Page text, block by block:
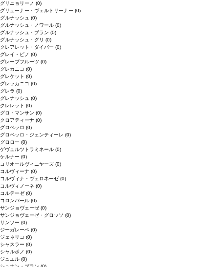
グリニョリーノ (0)
グリューナー・ヴェルトリーナー (0)
グルナッシュ (0)
グルナッシュ・ノワール (0)
グルナッシュ・ブラン (0)
グルナッシュ・グリ (0)
クレアレット・ダイバー (0)
グレイ・ピノ (0)
グレープフルーツ (0)
グレカニコ (0)
グレケット (0)
グレッカニコ (0)
グレラ (0)
グレナッシュ (0)
クレレット (0)
グロ・マンサン (0)
クロアティーナ (0)
グロペッロ (0)
グロペッロ・ジェンティーレ (0)
グロロー (0)
ゲヴュルツトラミネール (0)
ケルナー (0)
コリオールヴィニヤーズ (0)
コルヴィーナ (0)
コルヴィナ・ヴェロネーゼ (0)
コルヴィノーネ (0)
コルテーゼ (0)
コロンバール (0)
サンジョヴェーゼ (0)
サンジョヴェーゼ・グロッソ (0)
サンソー (0)
ジーガレーベ (0)
ジェネリコ (0)
シャスラー (0)
シャルボノ (0)
ジュエル (0)